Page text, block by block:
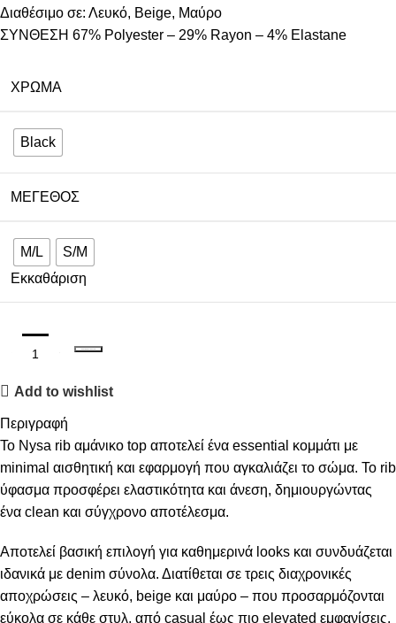
Διαθέσιμο σε: Λευκό, Beige, Μαύρο
ΣΥΝΘΕΣΗ 67% Polyester – 29% Rayon – 4% Elastane
ΧΡΏΜΑ
Black
ΜΈΓΕΘΟΣ
M/L
S/M
Εκκαθάριση
Add to wishlist
Περιγραφή
Το Nysa rib αμάνικο top αποτελεί ένα essential κομμάτι με
minimal αισθητική και εφαρμογή που αγκαλιάζει το σώμα. Το rib
ύφασμα προσφέρει ελαστικότητα και άνεση, δημιουργώντας
ένα clean και σύγχρονο αποτέλεσμα.
Αποτελεί βασική επιλογή για καθημερινά looks και συνδυάζεται
ιδανικά με denim σύνολα. Διατίθεται σε τρεις διαχρονικές
αποχρώσεις – λευκό, beige και μαύρο – που προσαρμόζονται
εύκολα σε κάθε στυλ, από casual έως πιο elevated εμφανίσεις.